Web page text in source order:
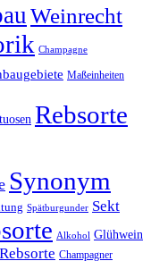
Weinrecht
Champagne
Maßeinheiten
Rebsorte
Synonym
Spätburgunder Sekt
Alkohol Glühwein
Champagner